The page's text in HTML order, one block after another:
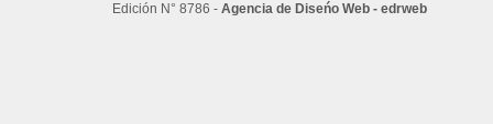
Edición N° 8786 - Agencia de Diseńo Web - edrweb